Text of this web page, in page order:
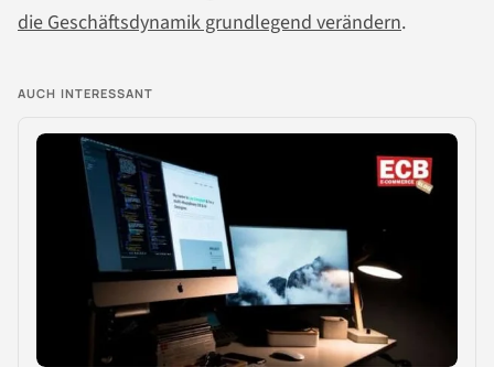
die Geschäftsdynamik grundlegend verändern.
AUCH INTERESSANT